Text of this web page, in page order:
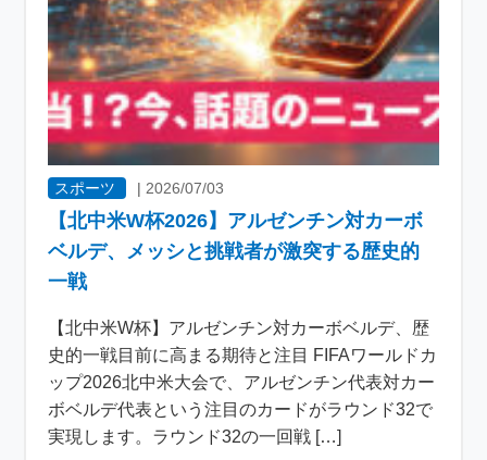
スポーツ | 2026/07/03
【北中米W杯2026】アルゼンチン対カーボ
ベルデ、メッシと挑戦者が激突する歴史的
一戦
【北中米W杯】アルゼンチン対カーボベルデ、歴
史的一戦目前に高まる期待と注目 FIFAワールドカ
ップ2026北中米大会で、アルゼンチン代表対カー
ボベルデ代表という注目のカードがラウンド32で
実現します。ラウンド32の一回戦 […]